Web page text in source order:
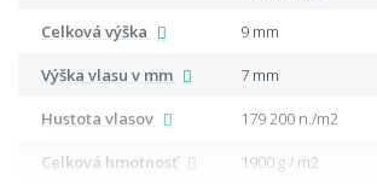
Celková výška
9 mm
Výška vlasu v mm
7 mm
Hustota vlasov
179 200 n./m2
Celková hmotnosť
1900 g / m2